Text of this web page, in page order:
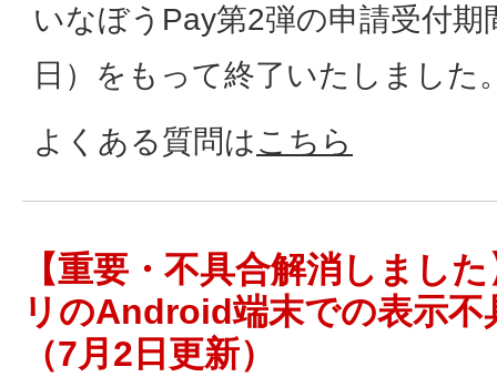
いなぼうPay第2弾の申請受付期
日）をもって終了いたしました
よくある質問はこちら
【重要・不具合解消しまし
リのAndroid端末での表示不
（7月2日更新）